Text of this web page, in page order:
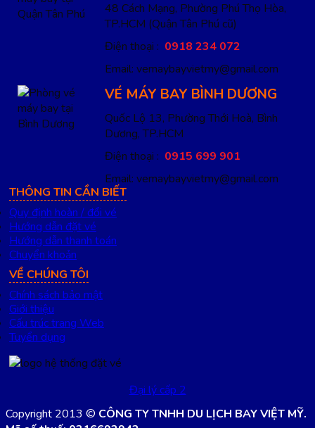
48 Cách Mạng, Phường Phú Thọ Hòa,
TP.HCM (Quận Tân Phú cũ)
Điện thoại : 0918 234 072
Email: vemaybayvietmy@gmail.com
VÉ MÁY BAY BÌNH DƯƠNG
Quốc Lộ 13, Phường Thới Hoà, Bình
Dương, TP.HCM
Điện thoại : 0915 699 901
Email: vemaybayvietmy@gmail.com
THÔNG TIN CẦN BIẾT
Quy định hoàn / đổi vé
Hướng dẫn đặt vé
Hướng dẫn thanh toán
Chuyển khoản
VỀ CHÚNG TÔI
Chính sách bảo mật
Giới thiệu
Cấu trúc trang Web
Tuyển dụng
Đại lý cấp 2
Copyright 2013 © CÔNG TY TNHH DU LỊCH BAY VIỆT MỸ.